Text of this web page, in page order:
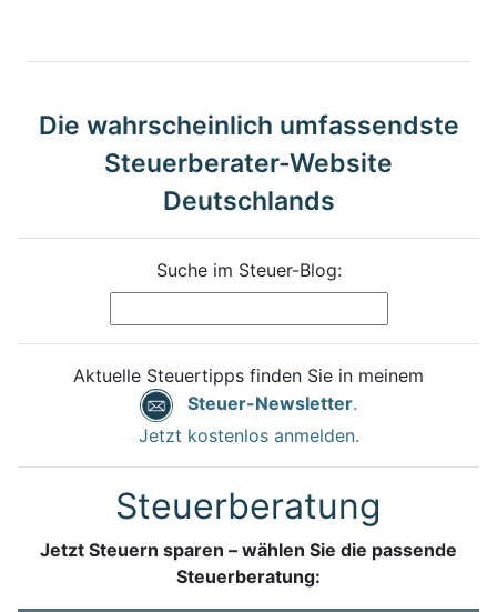
Die wahrscheinlich umfassendste
Steuerberater-Website
Deutschlands
Suche im Steuer-Blog:
Aktuelle Steuertipps finden Sie in meinem
Steuer-Newsletter.
Jetzt kostenlos anmelden.
Steuerberatung
Jetzt Steuern sparen – wählen Sie die passende
Steuerberatung: